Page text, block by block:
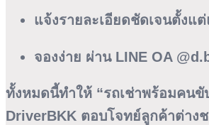
แจ้งรายละเอียดชัดเจนตั้งแ
จองง่าย ผ่าน LINE OA
ทั้งหมดนี้ทำให้ “รถเช่าพร้อมคนขั
DriverBKK ตอบโจทย์ลูกค้าต่าง